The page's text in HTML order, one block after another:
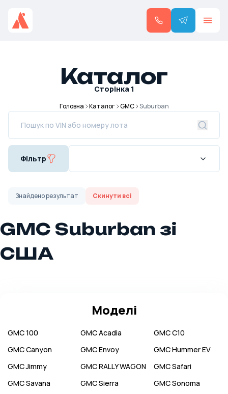
Каталог
Сторінка 1
Головна Каталог GMC Suburban
Фільтр
Знайденорезультат Скинути всі
GMC Suburban зі
США
Моделі
GMC100 GMCAcadia GMCC10
GMCCanyon GMCEnvoy GMCHummer EV
GMCJimmy GMCRALLY WAGON GMCSafari
GMCSavana GMCSierra GMCSonoma